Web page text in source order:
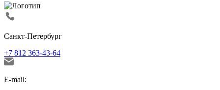
Санкт-Петербург
+7 812 363-43-64
E-mail: